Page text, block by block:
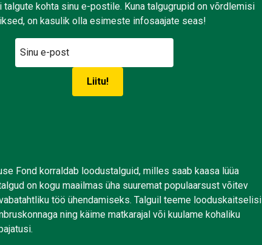
talgute kohta sinu e-postile. Kuna talgugrupid on võrdlemisi
on kasulik olla esimeste infosaajate seas!
Fond korraldab loodustalguid, milles saab kaasa lüüa
on kogu maailmas üha suuremat populaarsust võitev
töö ühendamiseks. Talguil teeme looduskaitselisi
ning käime matkarajal või kuulame kohaliku